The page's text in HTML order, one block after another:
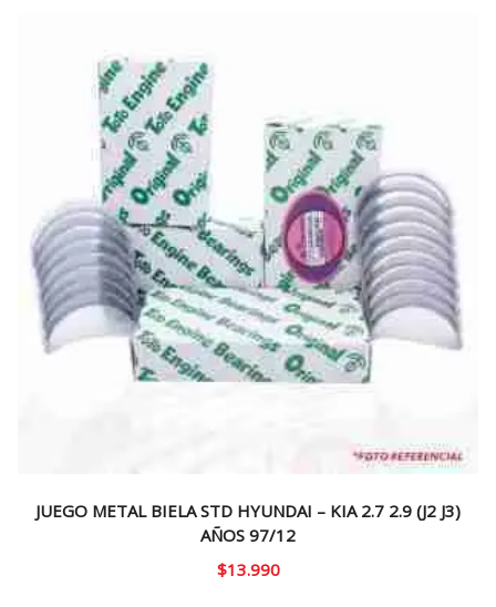
JUEGO METAL BIELA STD HYUNDAI – KIA 2.7 2.9 (J2 J3)
AÑOS 97/12
$13.990